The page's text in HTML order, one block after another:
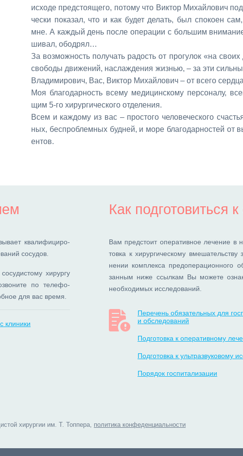
ис­хо­де пред­сто­я­ще­го, по­то­му что Вик­тор Ми­хай­ло­вич
че­ски по­ка­зал, что и как бу­дет де­лать, был спо­ко­ен
мне. А каж­дый день по­сле опе­ра­ции с боль­шим
ши­вал, обод­рял…
За воз­мож­ность по­лу­чать ра­дость от про­гу­лок «на
сво­бо­ды дви­же­ний, на­сла­жде­ния жиз­нью, – за эти
Вла­ди­ми­ро­вич, Вас, Вик­тор Ми­хай­ло­вич – от все­го
Моя бла­го­дар­ность все­му ме­ди­цин­ско­му пер­со­на­лу,
щим 5-го хи­рур­ги­че­ско­го от­де­ле­ния.
Всем и каж­до­му из вас – про­сто­го че­ло­ве­че­ско­го
ных, бес­про­блем­ных буд­ней, и мо­ре бла­го­дар­но­стей
ен­тов.
ква­ли­фи­ци­ро­
со­су­дов.
хи­рур­гу
по те­ле­фо­
для вас вре­мя.
клиники
Как подготовиться
Вам пред­сто­ит опе­ра­тив­ное ле­че­ние
тов­ка к хи­рур­ги­че­ско­му
не­нии ком­плек­са пред­опе­ра­ци­он­но­го
зан­ным ни­же ссыл­кам Вы мо­же­те
необ­хо­ди­мых ис­сле­до­ва­ний.
Перечень обязательных для
и обследований
Подготовка к оперативному
Подготовка к ультразвуковому
Порядок госпитализации
хирургии им. Т. Топпера политика конфеденциальности